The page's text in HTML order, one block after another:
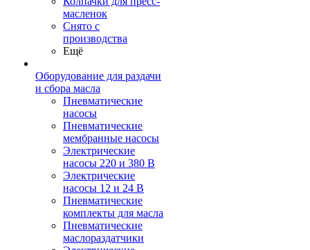
масленок
Снято с
производства
Ещё
Оборудование для раздачи
и сбора масла
Пневматические
насосы
Пневматические
мембранные насосы
Электрические
насосы 220 и 380 В
Электрические
насосы 12 и 24 В
Пневматические
комплекты для масла
Пневматические
маслораздатчики